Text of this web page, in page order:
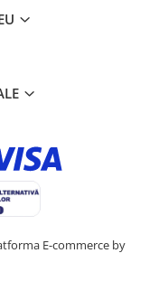
E-commerce by